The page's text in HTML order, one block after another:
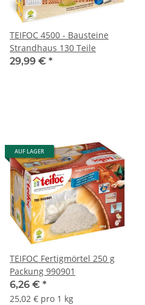
TEIFOC 4500 - Bausteine
Strandhaus 130 Teile
29,99 € *
AUF LAGER
TEIFOC Fertigmörtel 250 g
Packung 990901
6,26 € *
25,02 € pro 1 kg